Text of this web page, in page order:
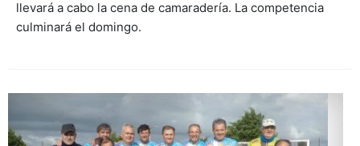
llevará a cabo la cena de camaradería. La competencia
culminará el domingo.